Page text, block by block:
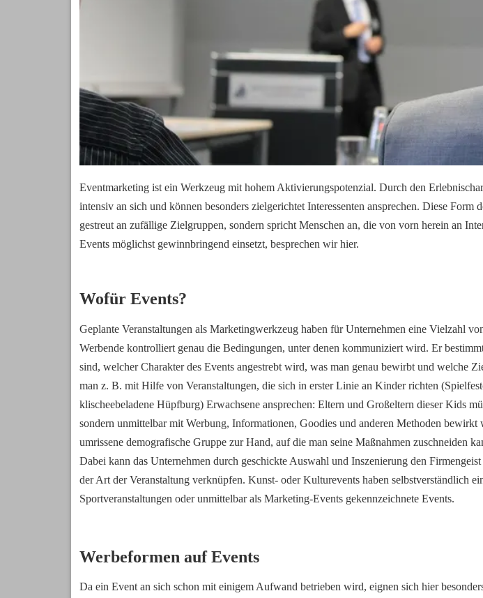
Eventmarketing ist ein Werkzeug mit hohem Aktivierungspotenzial. Durch den
intensiv an sich und können besonders zielgerichtet Interessenten ansprechen. Diese Form
gestreut an zufällige Zielgruppen, sondern spricht Menschen an, die von vorn herein an
Events möglichst gewinnbringend einsetzt, besprechen wir hier.
Wofür Events?
Geplante Veranstaltungen als Marketingwerkzeug haben für Unternehmen eine Vielzahl
Werbende kontrolliert genau die Bedingungen, unter denen kommuniziert wird. Er
sind, welcher Charakter des Events angestrebt wird, was man genau bewirbt und welche
man z. B. mit Hilfe von Veranstaltungen, die sich in erster Linie an Kinder richten
klischeebeladene Hüpfburg) Erwachsene ansprechen: Eltern und Großeltern dieser Kids
sondern unmittelbar mit Werbung, Informationen, Goodies und anderen Methoden bewirkt
umrissene demografische Gruppe zur Hand, auf die man seine Maßnahmen zuschneiden
Dabei kann das Unternehmen durch geschickte Auswahl und Inszenierung den
der Art der Veranstaltung verknüpfen. Kunst- oder Kulturevents haben selbstverständlich
Sportveranstaltungen oder unmittelbar als Marketing-Events gekennzeichnete Events.
Werbeformen auf Events
Da ein Event an sich schon mit einigem Aufwand betrieben wird, eignen sich hier